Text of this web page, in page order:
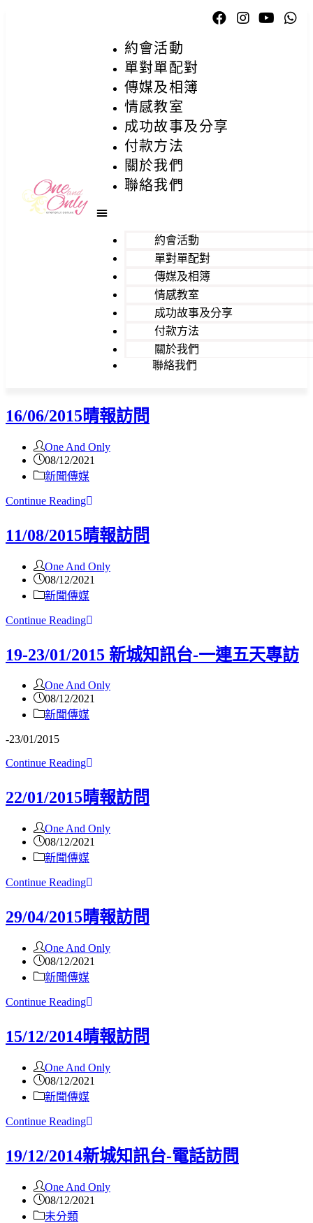
約會活動
單對單配對
傳媒及相簿
情感教室
成功故事及分享
付款方法
關於我們
聯絡我們
約會活動
單對單配對
傳媒及相簿
情感教室
成功故事及分享
付款方法
關於我們
聯絡我們
16/06/2015晴報訪問
One And Only
08/12/2021
新聞傳媒
Continue Reading
11/08/2015晴報訪問
One And Only
08/12/2021
新聞傳媒
Continue Reading
19-23/01/2015 新城知訊台-一連五天專訪
One And Only
08/12/2021
新聞傳媒
-23/01/2015
Continue Reading
22/01/2015晴報訪問
One And Only
08/12/2021
新聞傳媒
Continue Reading
29/04/2015晴報訪問
One And Only
08/12/2021
新聞傳媒
Continue Reading
15/12/2014晴報訪問
One And Only
08/12/2021
新聞傳媒
Continue Reading
19/12/2014新城知訊台-電話訪問
One And Only
08/12/2021
未分類